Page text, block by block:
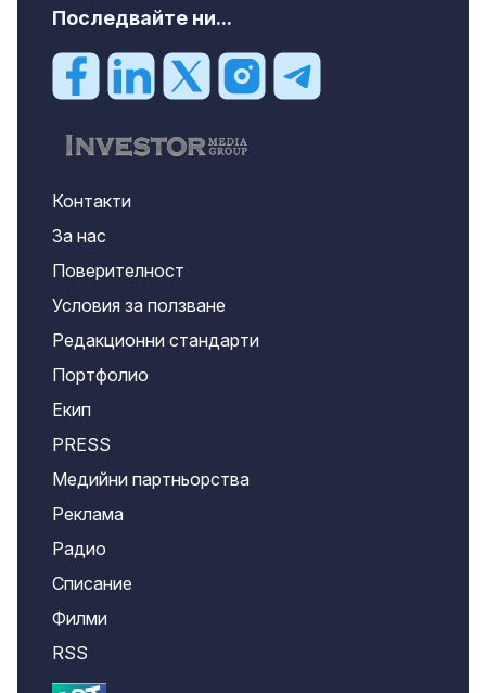
Последвайте ни...
Контакти
За нас
Поверителност
Условия за ползване
Редакционни стандарти
Портфолио
Екип
PRESS
Медийни партньорства
Реклама
Радио
Списание
Филми
RSS